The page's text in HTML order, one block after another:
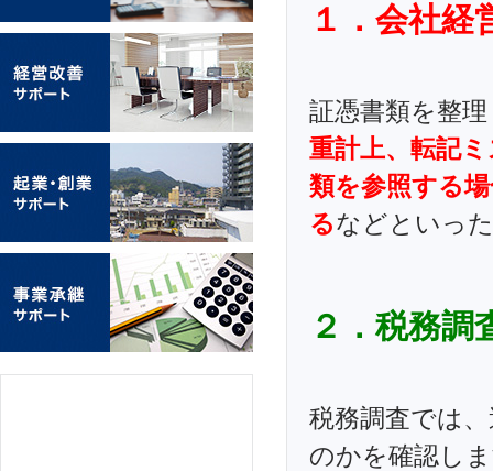
１．会社経
証憑書類を整
重計上、転記
類を参照する
るなどといっ
２．税務調
税務調査では
のかを確認し